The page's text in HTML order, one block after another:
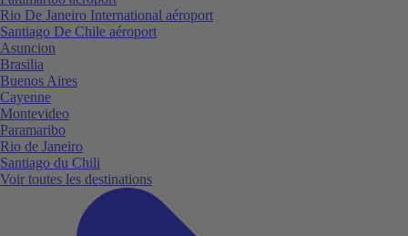
Rio De Janeiro International aéroport
Santiago De Chile aéroport
Asuncion
Brasilia
Buenos Aires
Cayenne
Montevideo
Paramaribo
Rio de Janeiro
Santiago du Chili
Voir toutes les destinations